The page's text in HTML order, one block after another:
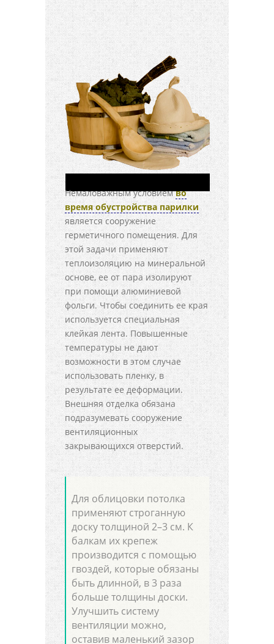
Немаловажным условиемво
время обустройства парилки
является сооружение
герметичного помещения. Для
этой задачи применяют
теплоизоляцию на минеральной
основе, ее от пара изолируют
при помощи алюминиевой
фольги. Чтобы соединить ее края
используется специальная
клейкая лента. Повышенные
температуры не дают
возможности в этом случае
использовать пленку, в
результате ее деформации.
Внешняя отделка обязана
подразумевать сооружение
вентиляционных
закрывающихся отверстий.
Для облицовки потолка
применяют строганную
доску толщиной 2–3 см. К
балкам их крепеж
производится с помощью
гвоздей, которые обязаны
быть длинной, в 3 раза
больше толщины доски.
Улучшить систему
вентиляции можно,
оставив маленький зазор